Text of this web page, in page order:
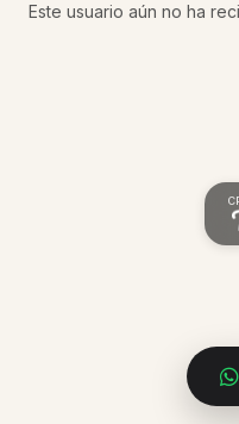
Este usuario aún no ha